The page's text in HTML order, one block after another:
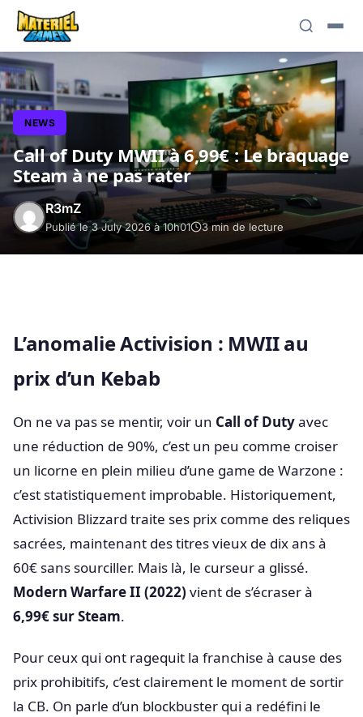
NEWS
Call of Duty MWII à 6,99€ : Le braquage
Steam à ne pas rater
R3mZ
Publié le 3 July 2026 à 10h01 3 min de lecture
L’anomalie Activision : MWII au
prix d’un Kebab
On ne va pas se mentir, voir un Call of Dutyavec
une réduction de 90%, c’est un peu comme croiser
un licorne en plein milieu d’une game de Warzone :
c’est statistiquement improbable. Historiquement,
Activision Blizzard traite ses prix comme des reliques
sacrées, maintenant des titres vieux de dix ans à
60€ sans sourciller. Mais là, le curseur a glissé.
Modern Warfare II (2022) vient de s’écraser à
6,99€ sur Steam.
Pour ceux qui ont ragequit la franchise à cause des
prix prohibitifs, c’est clairement le moment de sortir
la CB. On parle d’un blockbuster qui a redéfini le